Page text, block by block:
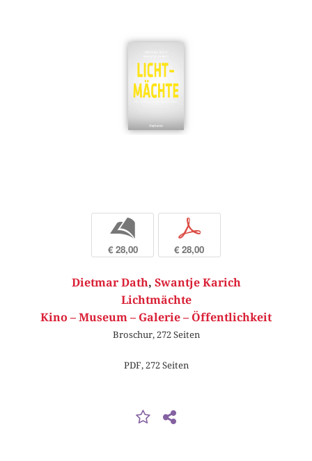
b
€ 28,00
p
€ 28,00
Dietmar Dath, Swantje Karich
Lichtmächte
Kino – Museum – Galerie – Öffentlichkeit
Broschur, 272 Seiten
PDF, 272 Seiten